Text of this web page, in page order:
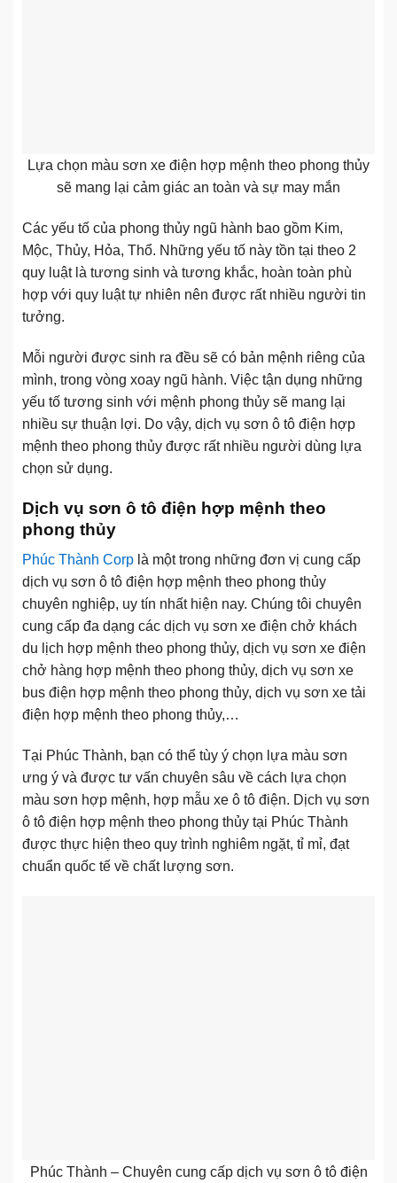
Lựa chọn màu sơn xe điện hợp mệnh theo phong thủy
sẽ mang lại cảm giác an toàn và sự may mắn
Các yếu tố của phong thủy ngũ hành bao gồm Kim,
Mộc, Thủy, Hỏa, Thổ. Những yếu tố này tồn tại theo 2
quy luật là tương sinh và tương khắc, hoàn toàn phù
hợp với quy luật tự nhiên nên được rất nhiều người tin
tưởng.
Mỗi người được sinh ra đều sẽ có bản mệnh riêng của
mình, trong vòng xoay ngũ hành. Việc tận dụng những
yếu tố tương sinh với mệnh phong thủy sẽ mang lại
nhiều sự thuận lợi. Do vậy, dịch vụ sơn ô tô điện hợp
mệnh theo phong thủy được rất nhiều người dùng lựa
chọn sử dụng.
Dịch vụ sơn ô tô điện hợp mệnh theo
phong thủy
Phúc Thành Corp là một trong những đơn vị cung cấp
dịch vụ sơn ô tô điện hợp mệnh theo phong thủy
chuyên nghiệp, uy tín nhất hiện nay. Chúng tôi chuyên
cung cấp đa dạng các dịch vụ sơn xe điện chở khách
du lịch hợp mệnh theo phong thủy, dịch vụ sơn xe điện
chở hàng hợp mệnh theo phong thủy, dịch vụ sơn xe
bus điện hợp mệnh theo phong thủy, dịch vụ sơn xe tải
điện hợp mệnh theo phong thủy,…
Tại Phúc Thành, bạn có thể tùy ý chọn lựa màu sơn
ưng ý và được tư vấn chuyên sâu về cách lựa chọn
màu sơn hợp mệnh, hợp mẫu xe ô tô điện. Dịch vụ sơn
ô tô điện hợp mệnh theo phong thủy tại Phúc Thành
được thực hiện theo quy trình nghiêm ngặt, tỉ mỉ, đạt
chuẩn quốc tế về chất lượng sơn.
Phúc Thành – Chuyên cung cấp dịch vụ sơn ô tô điện